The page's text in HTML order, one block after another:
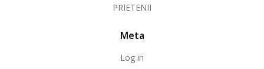
PRIETENII
Meta
Log in